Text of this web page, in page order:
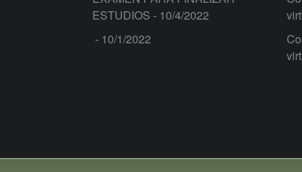
ESTUDIOS - 10/4/2022
- 10/1/2022